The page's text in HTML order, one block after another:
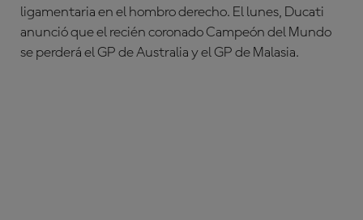
ligamentaria en el hombro derecho. El lunes, Ducati
anunció que el recién coronado Campeón del Mundo
se perderá el GP de Australia y el GP de Malasia.